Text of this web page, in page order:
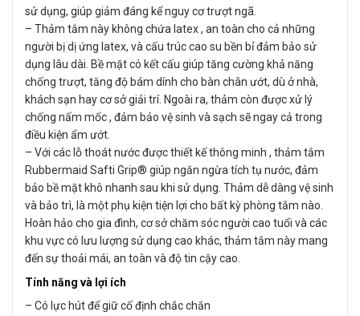
sử dụng, giúp giảm đáng kể nguy cơ trượt ngã.
– Thảm tắm này không chứa latex , an toàn cho cả những
người bị dị ứng latex, và cấu trúc cao su bền bỉ đảm bảo sử
dụng lâu dài. Bề mặt có kết cấu giúp tăng cường khả năng
chống trượt, tăng độ bám dính cho bàn chân ướt, dù ở nhà,
khách sạn hay cơ sở giải trí. Ngoài ra, thảm còn được xử lý
chống nấm mốc , đảm bảo vệ sinh và sạch sẽ ngay cả trong
điều kiện ẩm ướt.
– Với các lỗ thoát nước được thiết kế thông minh , thảm tắm
Rubbermaid Safti Grip® giúp ngăn ngừa tích tụ nước, đảm
bảo bề mặt khô nhanh sau khi sử dụng. Thảm dễ dàng vệ sinh
và bảo trì, là một phụ kiện tiện lợi cho bất kỳ phòng tắm nào.
Hoàn hảo cho gia đình, cơ sở chăm sóc người cao tuổi và các
khu vực có lưu lượng sử dụng cao khác, thảm tắm này mang
đến sự thoải mái, an toàn và độ tin cậy cao.
Tính năng và lợi ích
– Có lực hút để giữ cố định chắc chắn